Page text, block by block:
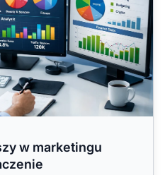
w marketingu